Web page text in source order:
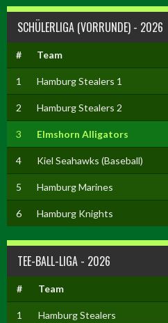
SCHÜLERLIGA (VORRUNDE) - 2026
# Team
1 Hamburg Stealers 1
2 Hamburg Stealers 2
3 Elmshorn Alligators
4 Kiel Seahawks (Baseball)
5 Hamburg Marines
6 Hamburg Knights
TEE-BALL-LIGA - 2026
# Team
1 Hamburg Stealers